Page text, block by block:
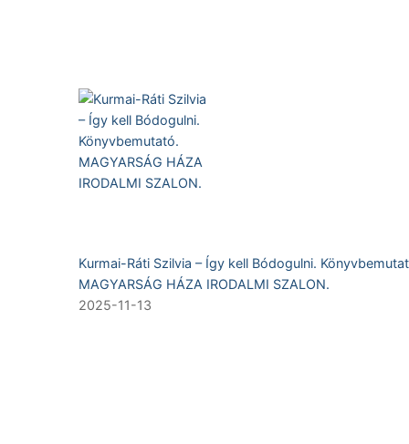
Kurmai-Ráti Szilvia – Így kell Bódogulni.
MAGYARSÁG HÁZA IRODALMI SZALON.
2025-11-13